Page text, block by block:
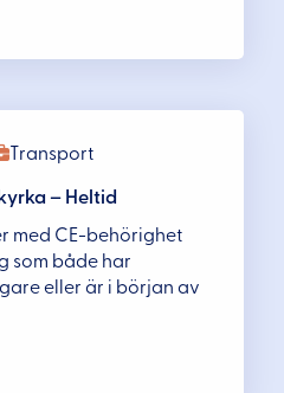
Transport
– Heltid
med CE-behörighet
som både har
eller är i början av